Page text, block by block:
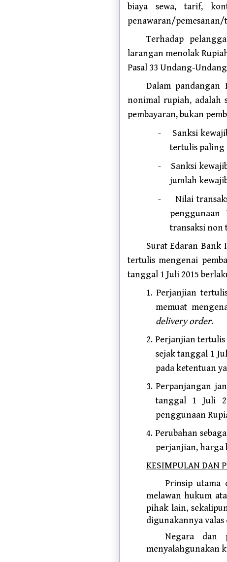
biaya sewa, tarif,
penawaran/
Terhadap
larangan menolak
Pasal 33 Undang-
Dalam
nonimal rupiah, adalah
pembayaran, bukan
-
Sanksi
tertulis paling
-
Sanksi
jumlah
-
Nilai
penggunaan
transaksi non
Surat Edaran Bank
tertulis mengenai
tanggal 1 Juli 2015
1. Perjanjian
memuat
delivery order.
2. Perjanjian
sejak tanggal 1
pada ketentuan
3. Perpanjangan
tanggal 1 Juli
penggunaan
4. Perubahan
perjanjian, harga
KESIMPULAN DAN
Prinsip utama
melawan hukum
pihak lain,
digunakannya valas
Negara dan
menyalahgunakan